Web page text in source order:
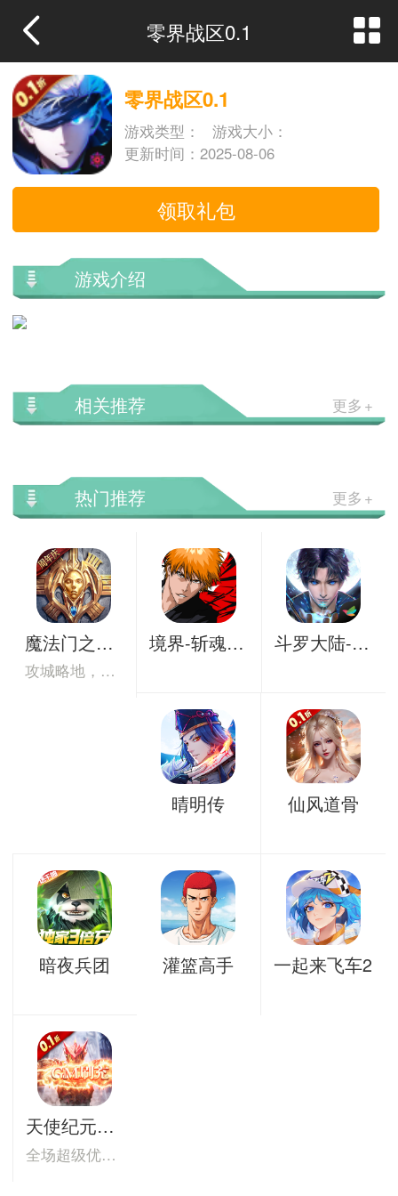
零界战区0.1
零界战区0.1
游戏类型：
游戏大小：
更新时间：2025-08-06
领取礼包
游戏介绍
相关推荐 更多
热门推荐 更多
魔法门之英雄无敌：王朝
攻城略地，并肩征战亚山世界。
境界-斩魂之刃 斗罗大陆-斗神再临
晴明传 仙风道骨
暗夜兵团 灌篮高手 一起来飞车2
天使纪元0.1折
全场超级优惠，0.1折破底来袭！